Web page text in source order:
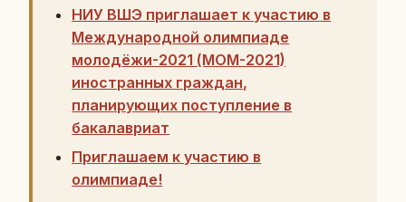
НИУ ВШЭ приглашает к участию в
Международной олимпиаде
молодёжи-2021 (МОМ-2021)
иностранных граждан,
планирующих поступление в
бакалавриат
Приглашаем к участию в
олимпиаде!